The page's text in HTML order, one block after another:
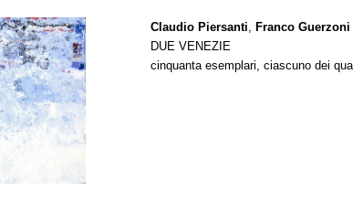
Claudio Piersanti, Franco Guerzoni
DUE VENEZIE
cinquanta esemplari, ciascuno dei